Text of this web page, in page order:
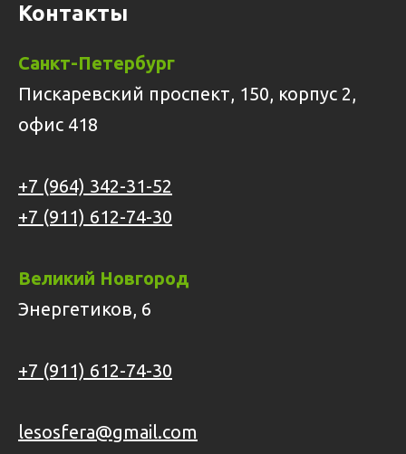
Контакты
Санкт-Петербург
Пискаревский проспект, 150, корпус 2,
офис 418
+7 (964) 342-31-52
+7 (911) 612-74-30
Великий Новгород
Энергетиков, 6
+7 (911) 612-74-30
lesosfera@gmail.com